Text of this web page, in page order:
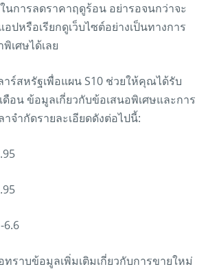
นการลดราคาฤดูร้อน อย่ารอจนกว่าจะ
อปหรือเรียกดูเว็บไซต์อย่างเป็นทางการ
เศษได้เลย
าร์สหรัฐเพื่อแผน S10 ช่วยให้คุณได้รับ
เดือน ข้อมูลเกี่ยวกับข้อเสนอพิเศษและการ
าจำกัดรายละเอียดดังต่อไปนี้:
6.6
ราบข้อมูลเพิ่มเติมเกี่ยวกับการขายใหม่